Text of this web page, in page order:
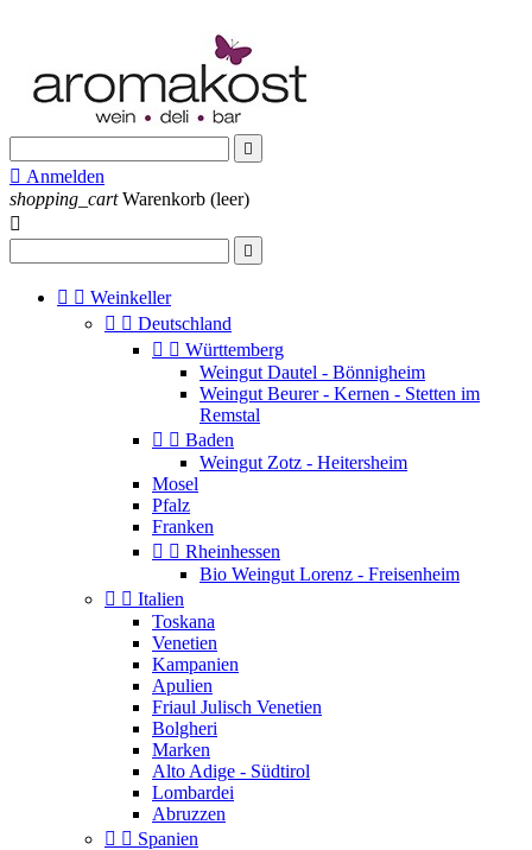

 Anmelden
shopping_cart Warenkorb (leer)


  Weinkeller
  Deutschland
  Württemberg
Weingut Dautel - Bönnigheim
Weingut Beurer - Kernen - Stetten im
Remstal
  Baden
Weingut Zotz - Heitersheim
Mosel
Pfalz
Franken
  Rheinhessen
Bio Weingut Lorenz - Freisenheim
  Italien
Toskana
Venetien
Kampanien
Apulien
Friaul Julisch Venetien
Bolgheri
Marken
Alto Adige - Südtirol
Lombardei
Abruzzen
  Spanien